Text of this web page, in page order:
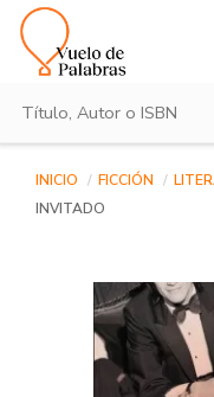
INICIO FICCIÓN
INVITADO